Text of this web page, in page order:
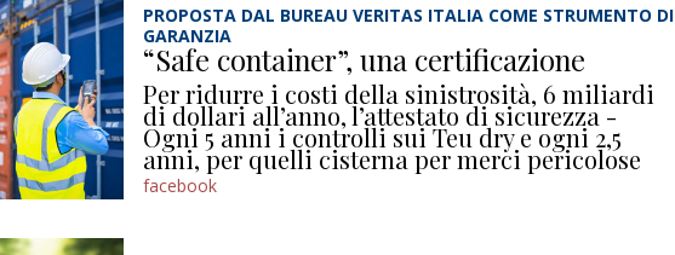
PROPOSTA DAL BUREAU VERITAS ITALIA COME STRUMENTO DI
GARANZIA
“Safe container”, una certificazione
Per ridurre i costi della sinistrosità, 6 miliardi
di dollari all’anno, l’attestato di sicurezza -
Ogni 5 anni i controlli sui Teu dry e ogni 2,5
anni, per quelli cisterna per merci pericolose
facebook